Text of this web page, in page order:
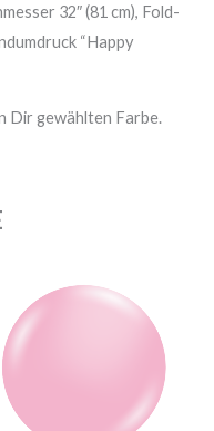
32″ (81 cm), Fold-
“Happy
Dir gewählten Farbe.